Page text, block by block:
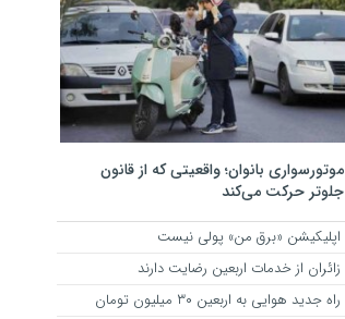
موتورسواری بانوان؛ واقعیتی که از قانون
جلوتر حرکت می‌کند
اپلیکیشن «برق من» پولی نیست
زائران از خدمات اربعین رضایت دارند
راه جدید هوایی به اربعین ۳۰ میلیون تومان